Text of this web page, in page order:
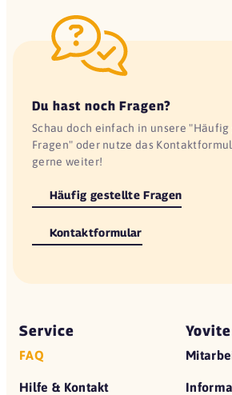
Du hast noch Fragen?
Schau doch einfach in unsere
Fragen" oder nutze das
gerne weiter!
Häufig gestellte Fragen
Kontaktformular
Service
FAQ
Hilfe & Kontakt
Yovite